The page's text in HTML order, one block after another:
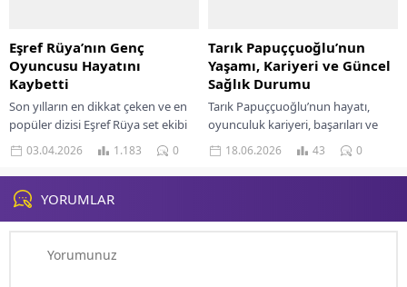
Eşref Rüya’nın Genç
Oyuncusu Hayatını
Kaybetti
Son yılların en dikkat çeken ve en
popüler dizisi Eşref Rüya set ekibi
acı haberi duyunca yıkıldı. 37
yaşındaki genç...
03.04.2026 1.183 0
Tarık Papuççuoğlu’nun
Yaşamı, Kariyeri ve Güncel
Sağlık Durumu
Tarık Papuççuoğlu’nun hayatı,
oyunculuk kariyeri, başarıları ve
güncel sağlık durumu hakkında
detaylı bilgiler.
18.06.2026 43 0
YORUMLAR